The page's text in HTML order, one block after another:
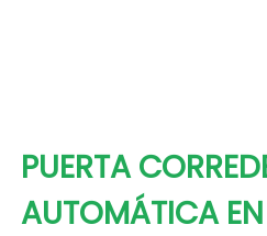
PUERTA
AUTOMÁTICA